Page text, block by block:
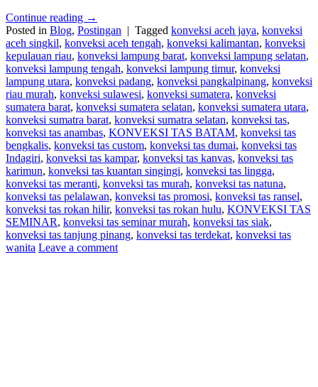
Continue reading →
Posted in Blog, Postingan | Tagged konveksi aceh jaya, konveksi
aceh singkil, konveksi aceh tengah, konveksi kalimantan, konveksi
kepulauan riau, konveksi lampung barat, konveksi lampung selatan,
konveksi lampung tengah, konveksi lampung timur, konveksi
lampung utara, konveksi padang, konveksi pangkalpinang, konveksi
riau murah, konveksi sulawesi, konveksi sumatera, konveksi
sumatera barat, konveksi sumatera selatan, konveksi sumatera utara,
konveksi sumatra barat, konveksi sumatra selatan, konveksi tas,
konveksi tas anambas, KONVEKSI TAS BATAM, konveksi tas
bengkalis, konveksi tas custom, konveksi tas dumai, konveksi tas
Indagiri, konveksi tas kampar, konveksi tas kanvas, konveksi tas
karimun, konveksi tas kuantan singingi, konveksi tas lingga,
konveksi tas meranti, konveksi tas murah, konveksi tas natuna,
konveksi tas pelalawan, konveksi tas promosi, konveksi tas ransel,
konveksi tas rokan hilir, konveksi tas rokan hulu, KONVEKSI TAS
SEMINAR, konveksi tas seminar murah, konveksi tas siak,
konveksi tas tanjung pinang, konveksi tas terdekat, konveksi tas
wanita Leave a comment